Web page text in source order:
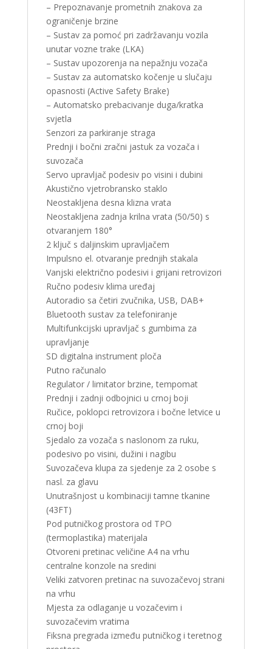
– Prepoznavanje prometnih znakova za
ograničenje brzine
– Sustav za pomoć pri zadržavanju vozila
unutar vozne trake (LKA)
– Sustav upozorenja na nepažnju vozača
– Sustav za automatsko kočenje u slučaju
opasnosti (Active Safety Brake)
– Automatsko prebacivanje duga/kratka
svjetla
Senzori za parkiranje straga
Prednji i bočni zračni jastuk za vozača i
suvozača
Servo upravljač podesiv po visini i dubini
Akustično vjetrobransko staklo
Neostakljena desna klizna vrata
Neostakljena zadnja krilna vrata (50/50) s
otvaranjem 180°
2 ključ s daljinskim upravljačem
Impulsno el. otvaranje prednjih stakala
Vanjski električno podesivi i grijani retrovizori
Ručno podesiv klima uređaj
Autoradio sa četiri zvučnika, USB, DAB+
Bluetooth sustav za telefoniranje
Multifunkcijski upravljač s gumbima za
upravljanje
SD digitalna instrument ploča
Putno računalo
Regulator / limitator brzine, tempomat
Prednji i zadnji odbojnici u crnoj boji
Ručice, poklopci retrovizora i bočne letvice u
crnoj boji
Sjedalo za vozača s naslonom za ruku,
podesivo po visini, dužini i nagibu
Suvozačeva klupa za sjedenje za 2 osobe s
nasl. za glavu
Unutrašnjost u kombinaciji tamne tkanine
(43FT)
Pod putničkog prostora od TPO
(termoplastika) materijala
Otvoreni pretinac veličine A4 na vrhu
centralne konzole na sredini
Veliki zatvoren pretinac na suvozačevoj strani
na vrhu
Mjesta za odlaganje u vozačevim i
suvozačevim vratima
Fiksna pregrada između putničkog i teretnog